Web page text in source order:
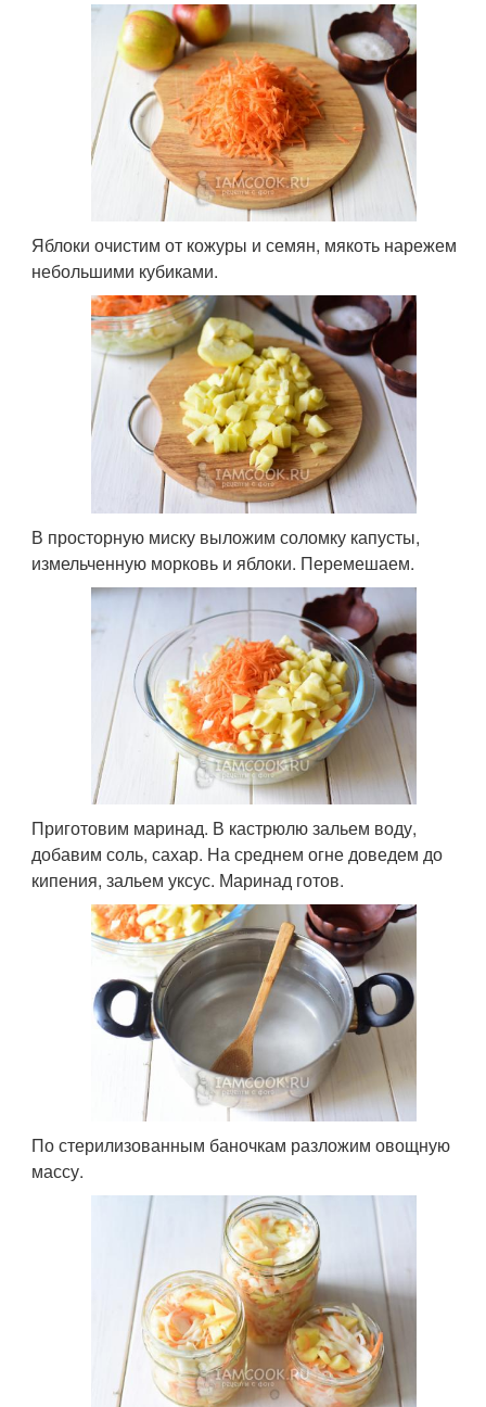
Яблоки очистим от кожуры и семян, мякоть нарежем
небольшими кубиками.
В просторную миску выложим соломку капусты,
измельченную морковь и яблоки. Перемешаем.
Приготовим маринад. В кастрюлю зальем воду,
добавим соль, сахар. На среднем огне доведем до
кипения, зальем уксус. Маринад готов.
По стерилизованным баночкам разложим овощную
массу.